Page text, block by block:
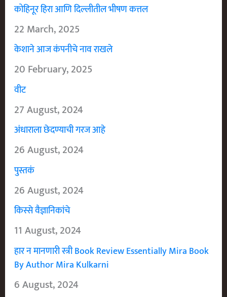
कोहिनूर हिरा आणि दिल्लीतील भीषण कत्तल
22 March, 2025
केशाने आज कंपनीचे नाव राखले
20 February, 2025
वीट
27 August, 2024
अंधाराला छेदण्याची गरज आहे
26 August, 2024
पुस्तकं
26 August, 2024
किस्से वैज्ञानिकांचे
11 August, 2024
हार न मानणारी स्त्री Book Review Essentially Mira Book
By Author Mira Kulkarni
6 August, 2024